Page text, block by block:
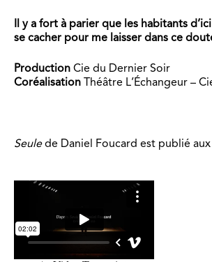
Il y a fort à parier que les habitants
se cacher pour me laisser dans ce
Production Cie du Dernier Soir
Coréalisation Théâtre L’Échangeur –
Seulede Daniel Foucard est publié